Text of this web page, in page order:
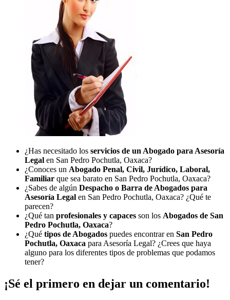
¿Has necesitado los servicios de un Abogado para Asesoría
Legal en San Pedro Pochutla, Oaxaca?
¿Conoces un Abogado Penal, Civil, Jurídico, Laboral,
Familiar que sea barato en San Pedro Pochutla, Oaxaca?
¿Sabes de algún Despacho o Barra de Abogados para
Asesoría Legal en San Pedro Pochutla, Oaxaca? ¿Qué te
parecen?
¿Qué tan profesionales y capaces son los Abogados de San
Pedro Pochutla, Oaxaca?
¿Qué tipos de Abogados puedes encontrar en San Pedro
Pochutla, Oaxaca para Asesoría Legal? ¿Crees que haya
alguno para los diferentes tipos de problemas que podamos
tener?
¡Sé el primero en dejar un comentario!